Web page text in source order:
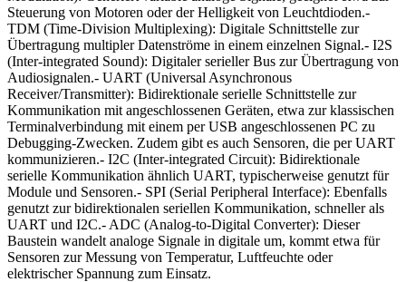
Steuerung von Motoren oder der Helligkeit von Leuchtdioden.-
TDM (Time-Division Multiplexing): Digitale Schnittstelle zur
Übertragung multipler Datenströme in einem einzelnen Signal.- I2S
(Inter-integrated Sound): Digitaler serieller Bus zur Übertragung von
Audiosignalen.- UART (Universal Asynchronous
Receiver/Transmitter): Bidirektionale serielle Schnittstelle zur
Kommunikation mit angeschlossenen Geräten, etwa zur klassischen
Terminalverbindung mit einem per USB angeschlossenen PC zu
Debugging-Zwecken. Zudem gibt es auch Sensoren, die per UART
kommunizieren.- I2C (Inter-integrated Circuit): Bidirektionale
serielle Kommunikation ähnlich UART, typischerweise genutzt für
Module und Sensoren.- SPI (Serial Peripheral Interface): Ebenfalls
genutzt zur bidirektionalen seriellen Kommunikation, schneller als
UART und I2C.- ADC (Analog-to-Digital Converter): Dieser
Baustein wandelt analoge Signale in digitale um, kommt etwa für
Sensoren zur Messung von Temperatur, Luftfeuchte oder
elektrischer Spannung zum Einsatz.